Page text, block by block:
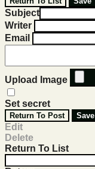
Subject
Writer
Email
Upload Image
Set secret
Return To Post Save
Edit
Delete
Return To List